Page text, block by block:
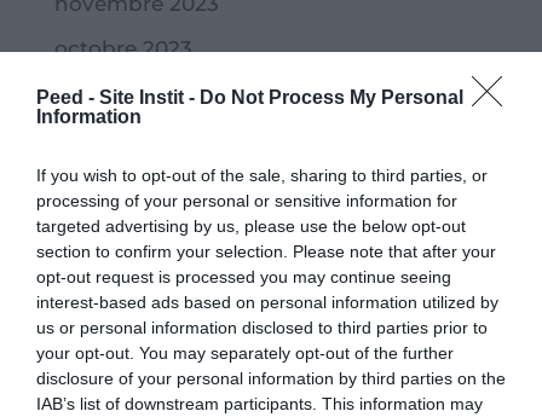
Peed - Site Instit - Do Not Process My Personal
Information
If you wish to opt-out of the sale, sharing to third parties, or
processing of your personal or sensitive information for
targeted advertising by us, please use the below opt-out
section to confirm your selection. Please note that after your
opt-out request is processed you may continue seeing
interest-based ads based on personal information utilized by
us or personal information disclosed to third parties prior to
your opt-out. You may separately opt-out of the further
disclosure of your personal information by third parties on the
IAB’s list of downstream participants. This information may
octobre 2023
septembre 2023
juin 2023
mai 2023
avril 2023
mars 2023
février 2023
janvier 2023